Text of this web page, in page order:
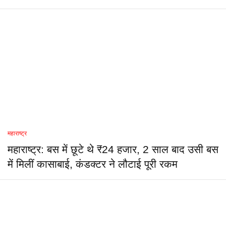
महाराष्ट्र
महाराष्ट्र: बस में छूटे थे ₹24 हजार, 2 साल बाद उसी बस
में मिलीं कासाबाई, कंडक्टर ने लौटाई पूरी रकम